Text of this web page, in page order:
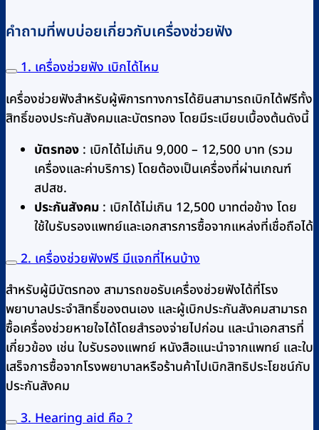
คำถามที่พบบ่อยเกี่ยวกับเครื่องช่วยฟัง
1. เครื่องช่วยฟัง เบิกได้ไหม
เครื่องช่วยฟังสำหรับผู้พิการทางการได้ยินสามารถเบิกได้ฟรีทั้ง
สิทธิ์ของประกันสังคมและบัตรทอง โดยมีระเบียบเบื้องต้นดังนี้
บัตรทอง : เบิกได้ไม่เกิน 9,000 – 12,500 บาท (รวม
เครื่องและค่าบริการ) โดยต้องเป็นเครื่องที่ผ่านเกณฑ์
สปสช.
ประกันสังคม : เบิกได้ไม่เกิน 12,500 บาทต่อข้าง โดย
ใช้ใบรับรองแพทย์และเอกสารการซื้อจากแหล่งที่เชื่อถือได้
2. เครื่องช่วยฟังฟรี มีแจกที่ไหนบ้าง
สำหรับผู้มีบัตรทอง สามารถขอรับเครื่องช่วยฟังได้ที่โรง
พยาบาลประจำสิทธิ์ของตนเอง และผู้เบิกประกันสังคมสามารถ
ซื้อเครื่องช่วยหายใจได้โดยสำรองจ่ายไปก่อน และนำเอกสารที่
เกี่ยวข้อง เช่น ใบรับรองแพทย์ หนังสือแนะนำจากแพทย์ และใบ
เสร็จการซื้อจากโรงพยาบาลหรือร้านค้าไปเบิกสิทธิประโยชน์กับ
ประกันสังคม
3. Hearing aid คือ ?